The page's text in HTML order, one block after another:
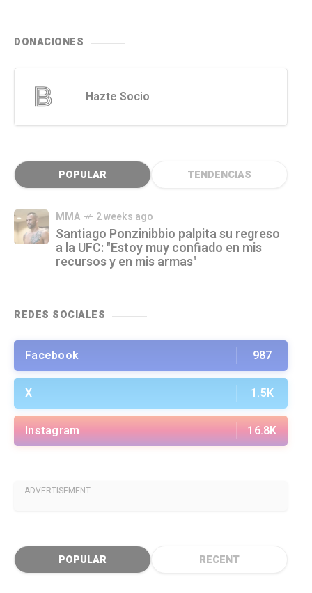
DONACIONES
Hazte Socio
POPULAR TENDENCIAS
MMA 2 weeks ago
Santiago Ponzinibbio palpita su regreso
a la UFC: "Estoy muy confiado en mis
recursos y en mis armas"
REDES SOCIALES
Facebook 987
X 1.5K
Instagram 16.8K
ADVERTISEMENT
POPULAR RECENT